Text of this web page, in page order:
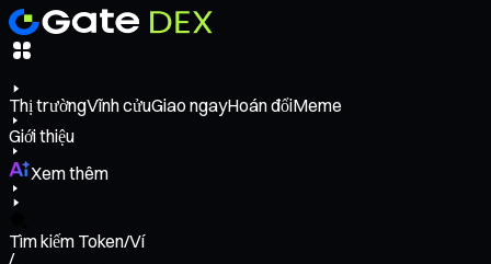
Thị trườngVĩnh cửuGiao ngayHoán đổiMeme
Giới thiệu
Xem thêm
Tìm kiếm Token/Ví
/